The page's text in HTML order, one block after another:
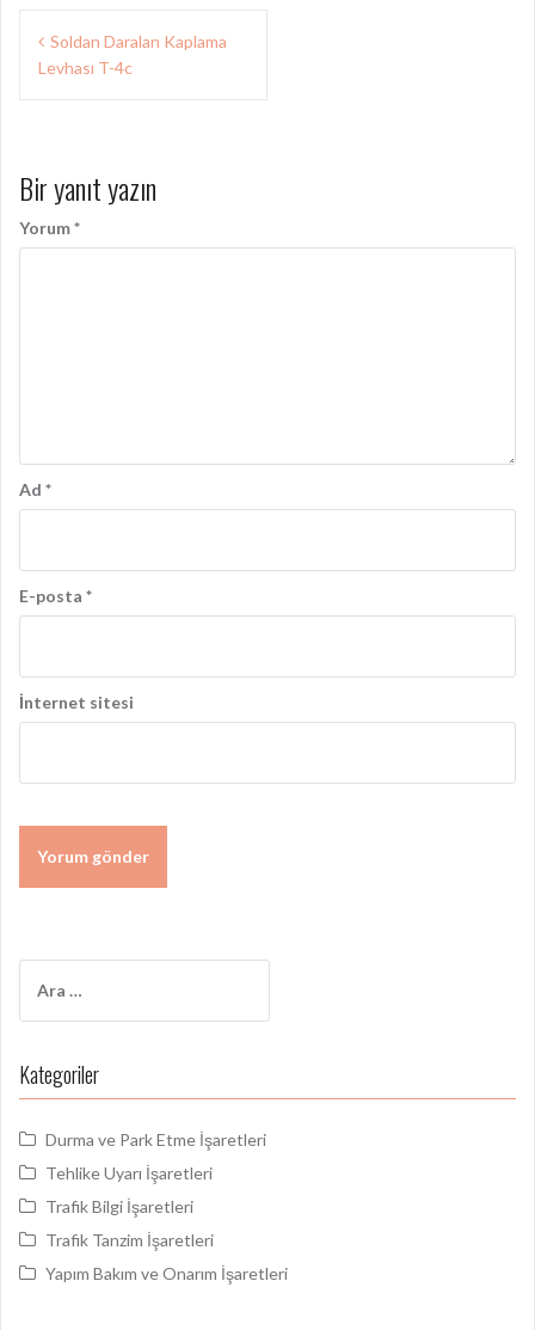
Yazı
gezinmesi
Soldan Daralan Kaplama
Levhası T-4c
Bir yanıt yazın
Yorum*
Ad *
E-posta *
İnternet sitesi
Kategoriler
Durma ve Park Etme İşaretleri
Tehlike Uyarı İşaretleri
Trafik Bilgi İşaretleri
Trafik Tanzim İşaretleri
Yapım Bakım ve Onarım İşaretleri